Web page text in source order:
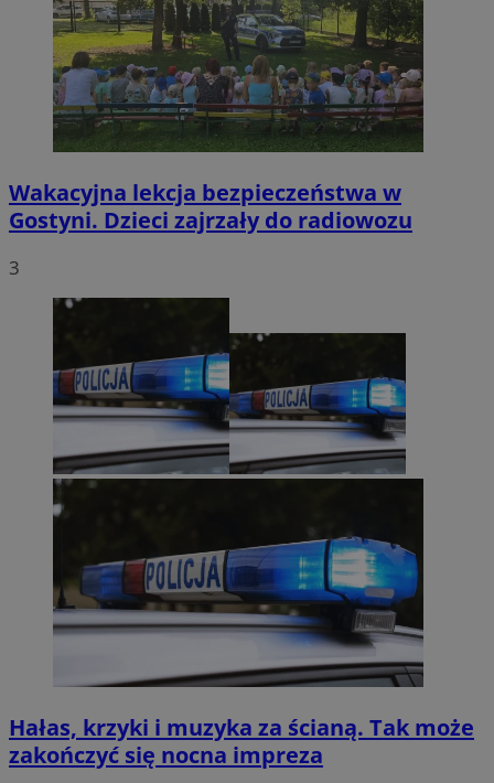
Wakacyjna lekcja bezpieczeństwa w
Gostyni. Dzieci zajrzały do radiowozu
3
Hałas, krzyki i muzyka za ścianą. Tak może
zakończyć się nocna impreza